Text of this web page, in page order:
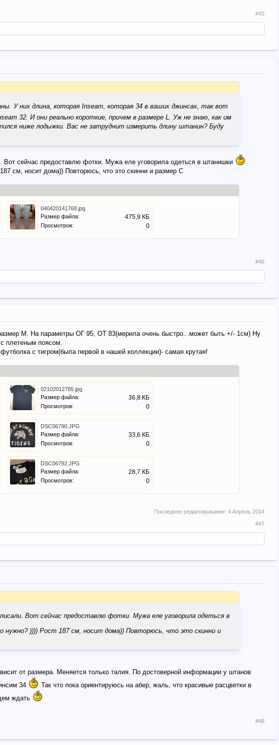
#45
У них длина, которая Inseam, которая 34 в ваших джинсах, так вот
32. И они реально короткие, причем в размере L. Уж не знаю, как им
ниже лодыжки. Вас не затруднит измерить длину штанин? Буду
сейчас предоставлю фотки. Мужа еле уговорила одеться в штанишки
см, носит дома)) Повторюсь, что это скинни и размер С
040420141768.jpg
Размер файла:
475,9 КБ
Просмотров: 0
#46
М. На параметры ОГ 95, ОТ 83(мерила очень быстро...может быть +/- 1см) Ну
плетеным поясом.
с тигром(была первой в нашей коллекции)- самая крутая!
02102012785.jpg
Размер файла:
36,8 КБ
Просмотров: 0
DSC06790.JPG
Размер файла:
33,6 КБ
Просмотров: 0
DSC06792.JPG
Размер файла:
28,7 КБ
Просмотров: 0
Последнее редактирование: 4 Апрель 2014
#47
Вот сейчас предоставлю фотки. Мужа еле уговорила одеться в
нужно? )))) Рост 187 см, носит дома)) Повторюсь, что это скинни и
от размера. Меняется только талия. По достоверной информации у штанов
34
Так что пока ориентируюсь на абер, жаль, что красивые расцветки в
ждать
#48